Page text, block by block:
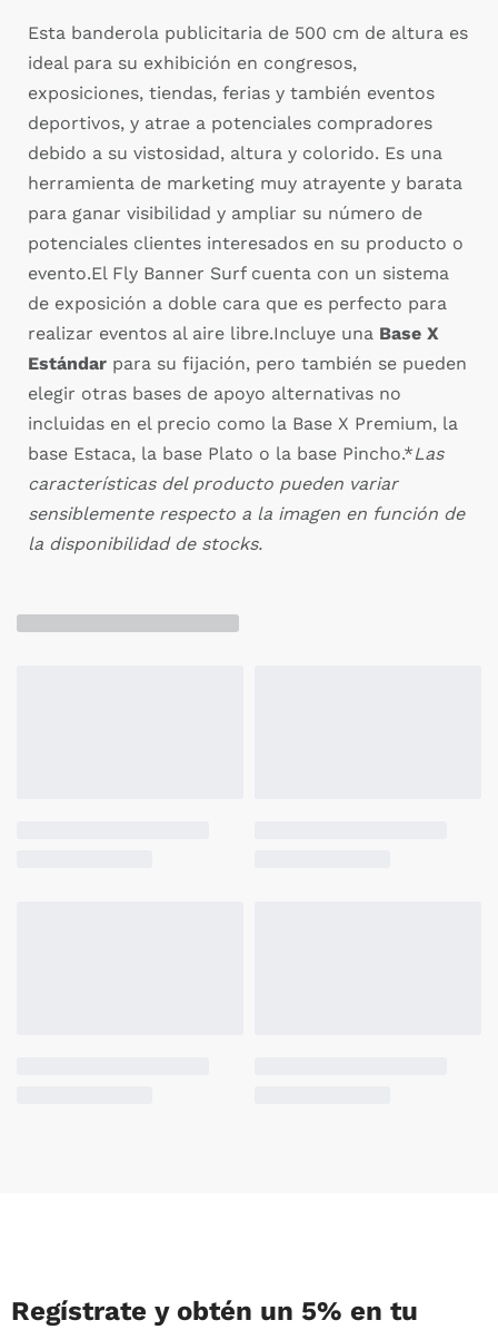
Esta banderola publicitaria de 500 cm de altura es
ideal para su exhibición en congresos,
exposiciones, tiendas, ferias y también eventos
deportivos, y atrae a potenciales compradores
debido a su vistosidad, altura y colorido. Es una
herramienta de marketing muy atrayente y barata
para ganar visibilidad y ampliar su número de
potenciales clientes interesados en su producto o
evento.El Fly Banner Surf cuenta con un sistema
de exposición a doble cara que es perfecto para
realizar eventos al aire libre.Incluye una Base X
Estándar para su fijación, pero también se pueden
elegir otras bases de apoyo alternativas no
incluidas en el precio como la Base X Premium, la
base Estaca, la base Plato o la base Pincho.*Las
características del producto pueden variar
sensiblemente respecto a la imagen en función de
la disponibilidad de stocks.
Regístrate y obtén un 5% en tu